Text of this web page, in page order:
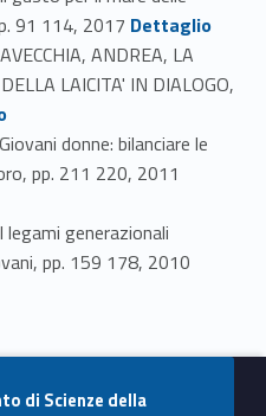
91 114, 2017 Link identifier #identifier_person_17577-54
Dettaglio
ANDREA, LA
LAICITA' IN DIALOGO,
donne: bilanciare le
pp. 211 220, 2011
legami generazionali
pp. 159 178, 2010
di Scienze della